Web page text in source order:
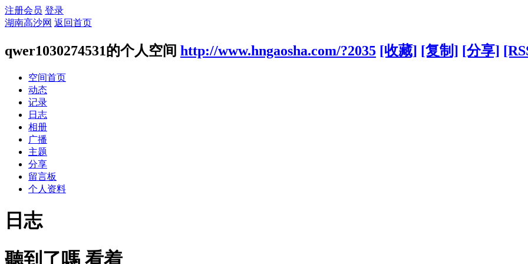
注册会员 登录
湖南高沙网 返回首页
qwer1030274531的个人空间 http://www.hngaosha.com/?2035 [收藏] [复制] [分享]
空间首页
动态
记录
日志
相册
广播
主题
分享
留言板
个人资料
日志
聽到了嗎 看着